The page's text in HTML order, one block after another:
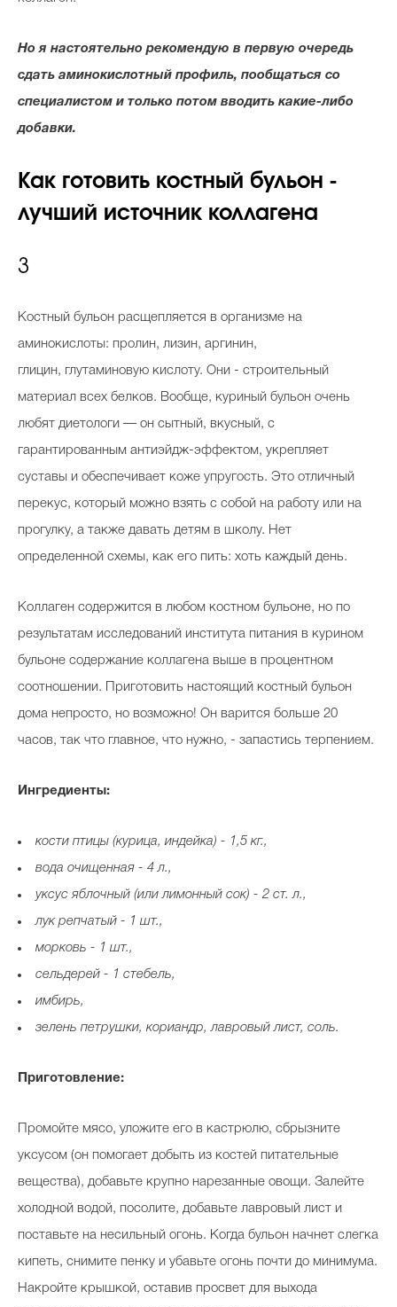
Но я настоятельно рекомендую в первую очередь
сдать аминокислотный профиль, пообщаться со
специалистом и только потом вводить какие-либо
добавки.
Как готовить костный бульон -
лучший источник коллагена
3
Костный бульон расщепляется в организме на
аминокислоты: пролин, лизин, аргинин,
глицин, глутаминовую кислоту. Они - строительный
материал всех белков. Вообще, куриный бульон очень
любят диетологи — он сытный, вкусный, с
гарантированным антиэйдж-эффектом, укрепляет
суставы и обеспечивает коже упругость. Это отличный
перекус, который можно взять с собой на работу или на
прогулку, а также давать детям в школу. Нет
определенной схемы, как его пить: хоть каждый день.
Коллаген содержится в любом костном бульоне, но по
результатам исследований института питания в курином
бульоне содержание коллагена выше в процентном
соотношении. Приготовить настоящий костный бульон
дома непросто, но возможно! Он варится больше 20
часов, так что главное, что нужно, - запастись терпением.
Ингредиенты:
кости птицы (курица, индейка) - 1,5 кг.,
вода очищенная - 4 л.,
уксус яблочный (или лимонный сок) - 2 ст. л.,
лук репчатый - 1 шт.,
морковь - 1 шт.,
сельдерей - 1 стебель,
имбирь,
зелень петрушки, кориандр, лавровый лист, соль.
Приготовление:
Промойте мясо, уложите его в кастрюлю, сбрызните
уксусом (он помогает добыть из костей питательные
вещества), добавьте крупно нарезанные овощи. Залейте
холодной водой, посолите, добавьте лавровый лист и
поставьте на несильный огонь. Когда бульон начнет слегка
кипеть, снимите пенку и убавьте огонь почти до минимума.
Накройте крышкой, оставив просвет для выхода